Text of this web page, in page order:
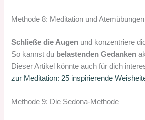
Methode 8: Meditation und Atemübungen
Schließe die Augen und konzentriere
So kannst du belastenden Gedanken
Dieser Artikel könnte auch für dich
zur Meditation: 25 inspirierende
Methode 9: Die Sedona-Methode